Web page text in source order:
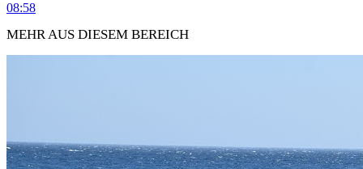
08:58
MEHR AUS DIESEM BEREICH